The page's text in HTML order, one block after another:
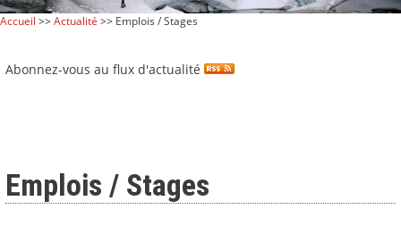
Accueil >>Actualité >> Emplois / Stages
Abonnez-vous au flux d'actualité
Emplois / Stages